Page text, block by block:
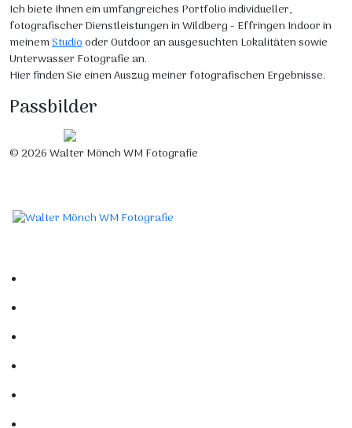
Ich biete Ihnen ein umfangreiches Portfolio individueller,
fotografischer Dienstleistungen in Wildberg - Effringen Indoor in
meinemStudiooder Outdoor an ausgesuchten Lokalitäten sowie
Unterwasser Fotografie an.
Hier finden Sie einen Auszug meiner fotografischen Ergebnisse.
Passbilder
© 2026 Walter Mönch WM Fotografie